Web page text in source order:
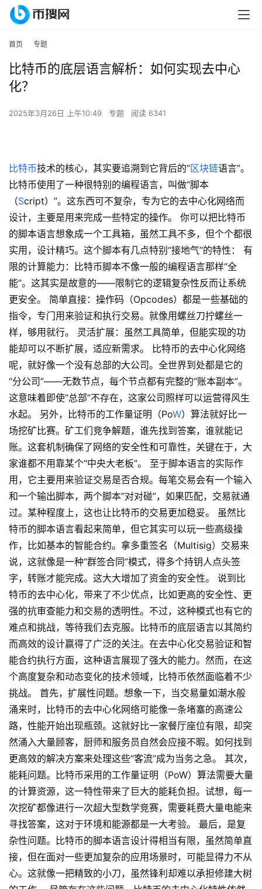
首
页
首页 专题
比特币的底层语言解析：如何实现去中心
化？
2025年3月26日 上午10:49 专题 阅读 6341
比特币技术的核心，其实要追溯到它背后的“区块链语言”。
比特币使用了一种很特别的编程语言，叫做“脚本
（Script）”。这东西可不复杂，专为它的去中心化网络而
设计，主要是用来完成一些特定的操作。 你可以把比特币
的脚本语言想象成一个工具箱，虽然工具不多，但个个都很
实用，设计精巧。这个脚本有几点特别“接地气”的特性： 有
限的计算能力：比特币脚本不像一般的编程语言那样“全
能”。这其实是故意的——限制它的逻辑复杂性反而让系统
更安全。 简单直接：操作码（Opcodes）都是一些基础的
指令，专门用来验证和执行交易。就像用螺丝刀拧螺丝一
样，够用就行。 灵活扩展：虽然工具简单，但能实现的功
能却可以不断扩展，适应新需求。 比特币的去中心化网络
呢，就好像一个没有总部的大公司。全世界到处都是它的
“分公司”——无数节点，每个节点都有完整的“账本副本”。
这意味着即使“总部”不存在，这家公司照样可以运营得风生
水起。 另外，比特币的工作量证明（PoW）算法就好比一
场挖矿比赛。矿工们竞争解题，谁先找到答案，谁就能记
账。这套机制确保了网络的安全性和可靠性，关键在于，大
家谁都不用靠某个“中央大老板”。 至于脚本语言的实际作
用，它主要用来验证交易是否合规。每笔交易会有一个输入
和一个输出脚本，两个脚本“对对碰”，如果匹配，交易就通
过。某种程度上，这也让比特币的交易更加稳妥。 虽然比
特币的脚本语言看起来简单，但它其实可以玩一些高级操
作，比如基本的智能合约。拿多重签名（Multisig）交易来
说，这就像是一种“群签合同”模式，得多个持钥人点头签
字，转账才能完成。这大大增加了资金的安全性。 说到比
特币的去中心化，带来了不少优点，比如更高的安全性、更
强的抗审查能力和交易的透明性。不过，这种模式也有它的
难点和挑战，等待我们去克服。比特币的底层语言以其简约
而高效的设计赢得了广泛的关注。在去中心化交易验证和智
能合约执行方面，这种语言展现了强大的能力。然而，在这
个高度复杂和动态变化的技术领域，比特币依然面临着不少
挑战。 首先，扩展性问题。想象一下，当交易量如潮水般
涌来时，比特币的去中心化网络可能像一条堵塞的高速公
路，性能开始出现瓶颈。这就好比一家餐厅座位有限，却突
然涌入大量顾客，厨师和服务员自然会应接不暇。如何找到
更高效的解决方案来处理这些“客流”成为当务之急。 其次，
能耗问题。比特币采用的工作量证明（PoW）算法需要大量
的计算资源，这一特性带来了巨大的能耗负担。试想，每一
次挖矿都像进行一次超大型数学竞赛，需要耗费大量电能来
寻找答案，这对于环境和能源都是一大考验。 最后，是复
杂性问题。比特币的脚本语言设计得相当有限，虽然简单直
接，但在面对一些更加复杂的应用场景时，可能显得力不从
心。这就像一把精致的小刀，虽然锋利却难以承担修建大树